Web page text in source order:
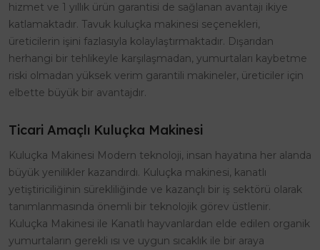
hizmet ve 1 yıllık ürün garantisi de sağlanan avantajı ikiye
katlamaktadır. Tavuk kuluçka makinesi seçenekleri,
üreticilerin işini fazlasıyla kolaylaştırmaktadır. Dışarıdan
herhangi bir tehlikeyle karşılaşmadan, yumurtaları kaybetme
riski olmadan yüksek verim garantili makineler, üreticiler için
elbette büyük bir avantajdır.
Ticari Amaçlı Kuluçka Makinesi
Kuluçka Makinesi Modern teknoloji, insan hayatına her alanda
büyük yenilikler kazandırdı. Kuluçka makinesi, kanatlı
yetiştiriciliğinin sürekliliğinde ve kazançlı bir iş sektörü olarak
tanımlanmasında önemli bir teknolojik görev üstlenir.
Kuluçka Makinesi ile Kanatlı hayvanlardan elde edilen organik
yumurtaların gerekli ısı ve uygun sıcaklık ile bir araya